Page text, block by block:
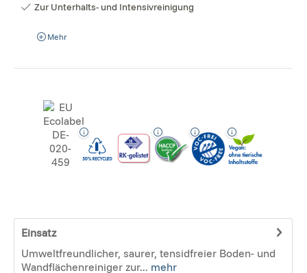
Zur Unterhalts- und Intensivreinigung
Mehr
Einsatz
Umweltfreundlicher, saurer, tensidfreier Boden- und
Wandflächenreiniger zur... mehr